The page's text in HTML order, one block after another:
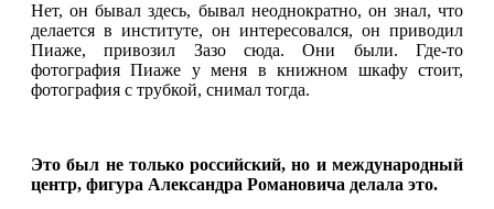
Нет, он бывал здесь, бывал неоднократно, он знал, что
делается в институте, он интересовался, он приводил
Пиаже, привозил Зазо сюда. Они были. Где-то
фотография Пиаже у меня в книжном шкафу стоит,
фотография с трубкой, снимал тогда.
Это был не только российский, но и международный
центр, фигура Александра Романовича делала это.